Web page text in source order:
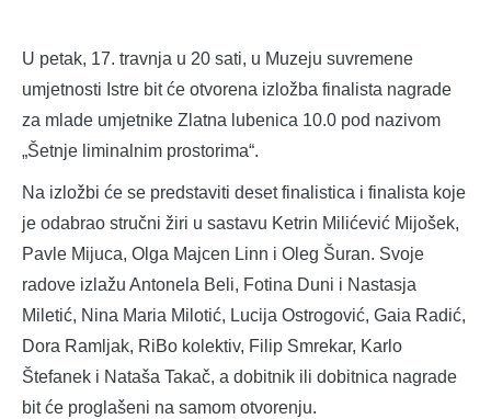
U petak, 17. travnja u 20 sati, u Muzeju suvremene
umjetnosti Istre bit će otvorena izložba finalista nagrade
za mlade umjetnike Zlatna lubenica 10.0 pod nazivom
„Šetnje liminalnim prostorima“.
Na izložbi će se predstaviti deset finalistica i finalista koje
je odabrao stručni žiri u sastavu Ketrin Milićević Mijošek,
Pavle Mijuca, Olga Majcen Linn i Oleg Šuran. Svoje
radove izlažu Antonela Beli, Fotina Duni i Nastasja
Miletić, Nina Maria Milotić, Lucija Ostrogović, Gaia Radić,
Dora Ramljak, RiBo kolektiv, Filip Smrekar, Karlo
Štefanek i Nataša Takač, a dobitnik ili dobitnica nagrade
bit će proglašeni na samom otvorenju.